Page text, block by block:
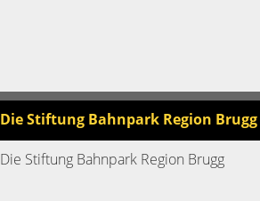
Die Stiftung Bahnpark Region Brugg
Die Stiftung Bahnpark Region Brugg